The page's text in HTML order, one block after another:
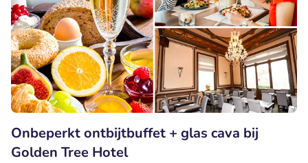
Onbeperkt ontbijtbuffet + glas cava bij
Golden Tree Hotel